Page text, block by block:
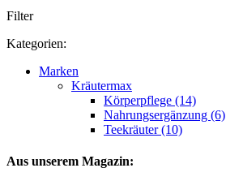
Filter
Kategorien:
Marken
Kräutermax
Körperpflege (14)
Nahrungsergänzung (6)
Teekräuter (10)
Aus unserem Magazin: